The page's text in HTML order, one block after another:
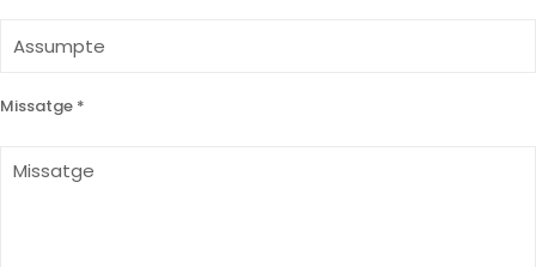
Missatge *